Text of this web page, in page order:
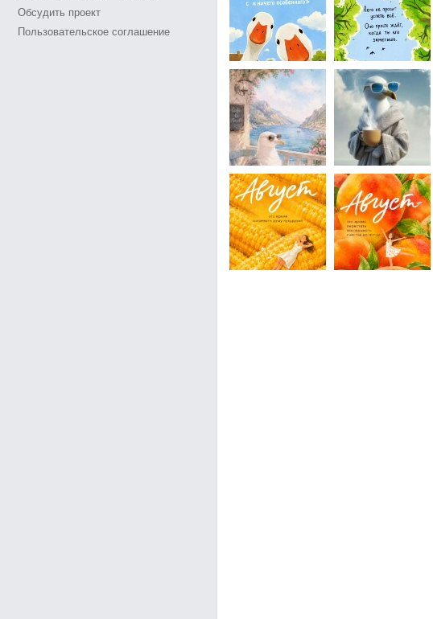
Обсудить проект
Пользовательское соглашение